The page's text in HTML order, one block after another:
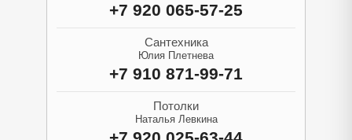
+7 920 065-57-25
Сантехника
Юлия Плетнева
+7 910 871-99-71
Потолки
Наталья Левкина